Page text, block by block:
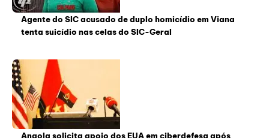
Agente do SIC acusado de duplo homicídio em Viana
tenta suicídio nas celas do SIC-Geral
Angola solicita apoio dos EUA em ciberdefesa após